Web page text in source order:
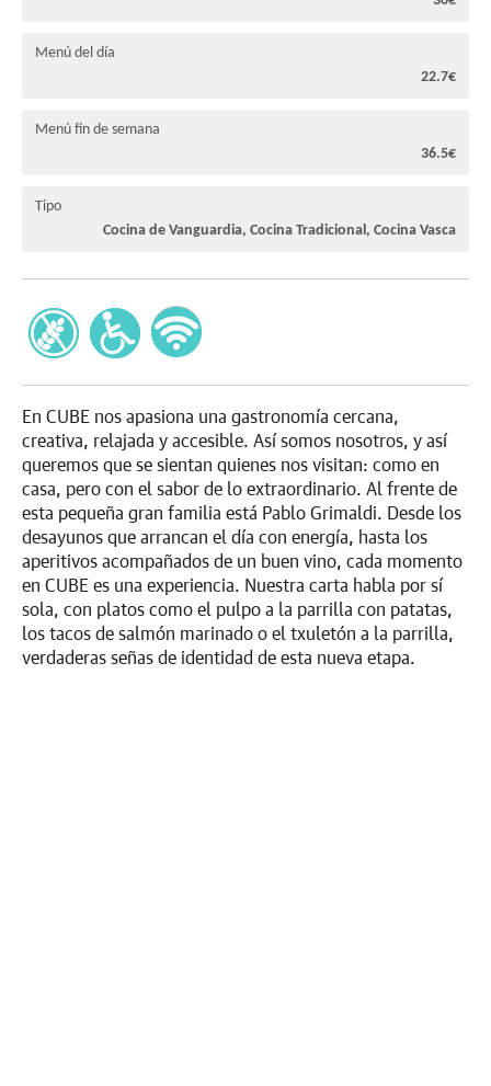
Menú del día
22.7€
Menú fin de semana
36.5€
Tipo
Cocina de Vanguardia, Cocina Tradicional, Cocina Vasca
En CUBE nos apasiona una gastronomía cercana,
creativa, relajada y accesible. Así somos nosotros, y así
queremos que se sientan quienes nos visitan: como en
casa, pero con el sabor de lo extraordinario. Al frente de
esta pequeña gran familia está Pablo Grimaldi. Desde los
desayunos que arrancan el día con energía, hasta los
aperitivos acompañados de un buen vino, cada momento
en CUBE es una experiencia. Nuestra carta habla por sí
sola, con platos como el pulpo a la parrilla con patatas,
los tacos de salmón marinado o el txuletón a la parrilla,
verdaderas señas de identidad de esta nueva etapa.